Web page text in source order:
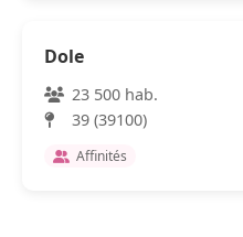
Dole
23 500 hab.
39 (39100)
Affinités